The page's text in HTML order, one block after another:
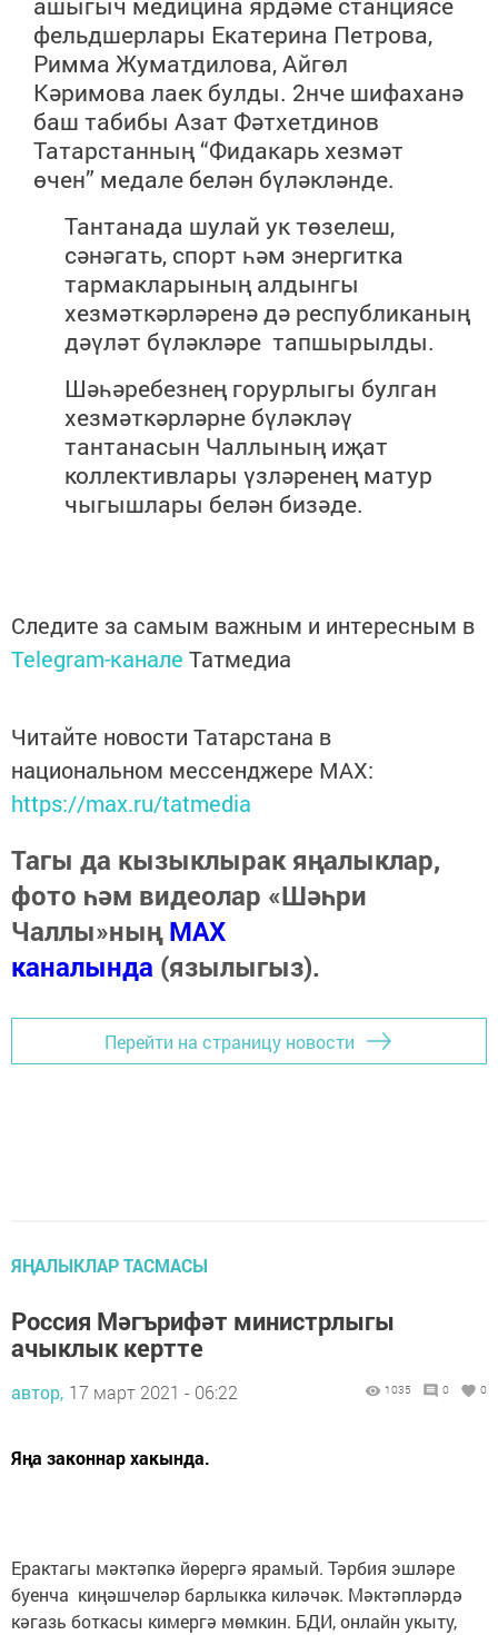
фельдшерлары Екатерина Петрова,
Римма Жуматдилова, Айгөл
Кәримова лаек булды. 2нче шифаханә
баш табибы Азат Фәтхетдинов
Татарстанның “Фидакарь хезмәт
өчен” медале белән бүләкләнде.
Тантанада шулай ук төзелеш,
сәнәгать, спорт һәм энергитка
тармакларының алдынгы
хезмәткәрләренә дә республиканың
дәүләт бүләкләре тапшырылды.
Шәһәребезнең горурлыгы булган
хезмәткәрләрне бүләкләү
тантанасын Чаллының иҗат
коллективлары үзләренең матур
чыгышлары белән бизәде.
Следите за самым важным и интересным в
Telegram-канале Татмедиа
Читайте новости Татарстана в
национальном мессенджере MАХ:
https://max.ru/tatmedia
Тагы да кызыклырак яңалыклар,
фото һәм видеолар «Шәһри
Чаллы»ныңMAX
каналында (язылыгыз).
Перейти на страницу новости
ЯҢАЛЫКЛАР ТАСМАСЫ
Россия Мәгърифәт министрлыгы
ачыклык кертте
автор, 17 март 2021 - 06:22 1035 0 0
Яңа законнар хакында.
Ерактагы мәктәпкә йөрергә ярамый. Тәрбия эшләре
буенча киңәшчеләр барлыкка киләчәк. Мәктәпләрдә
кәгазь боткасы кимергә мөмкин. БДИ, онлайн укыту,